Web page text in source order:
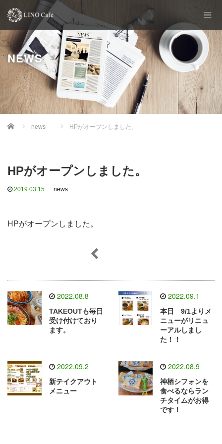
NEWS
Home news HPがオープンしました。
HPがオープンしました。
2019.03.15 news
HPがオープンしました。
2022.08.8
TAKEOUTも毎日
受け付けており
ます。
2022.09.1
本日 9/1よりメ
ニューがリニュ
ーアルしまし
た！！
2022.09.2
新テイクアウト
メニュー
2022.08.9
神栖シフォンを
食べるならラン
チタイムがお得
です！